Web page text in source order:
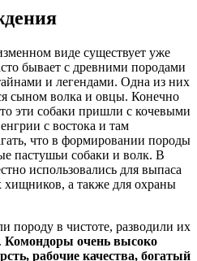
виде существует уже
бывает с древними породами
и легендами. Одна из них
сыном волка и овцы. Конечно
эти собаки пришли с кочевыми
с востока и там
что в формировании породы
пастушьи собаки и волк. В
использовались для выпаса
хищников, а также для охраны
породу в чистоте, разводили их
Комондоры очень высоко
рабочие качества, богатый